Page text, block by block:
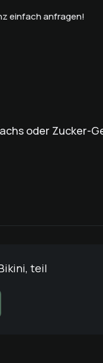
einfach anfragen!
oder Zucker-
teil